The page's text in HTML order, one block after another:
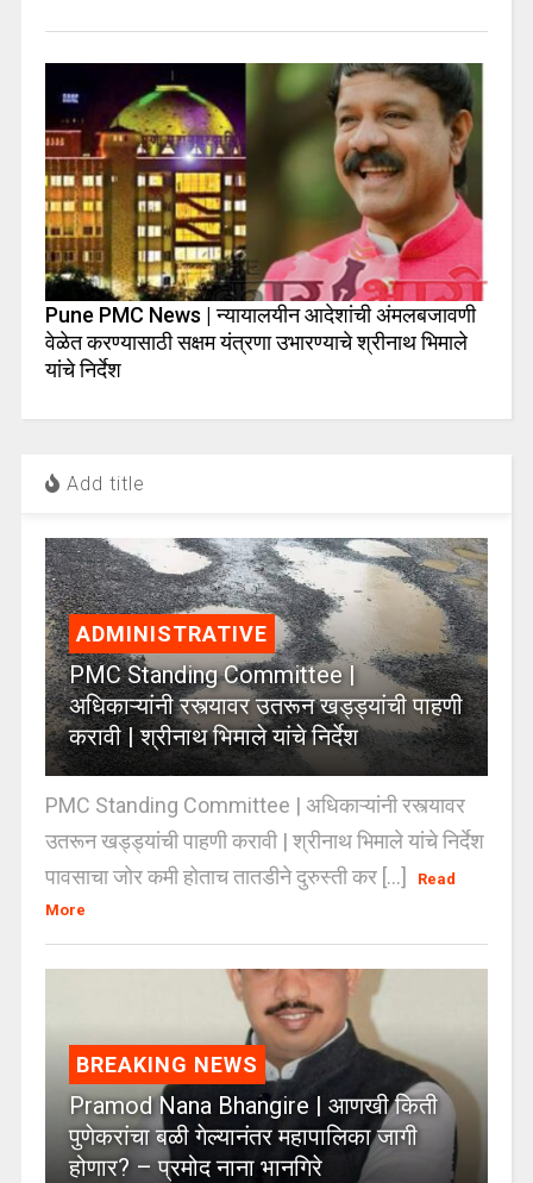
Pune PMC News | न्यायालयीन आदेशांची अंमलबजावणी
वेळेत करण्यासाठी सक्षम यंत्रणा उभारण्याचे श्रीनाथ भिमाले
यांचे निर्देश
Add title
ADMINISTRATIVE
PMC Standing Committee |
अधिकाऱ्यांनी रस्त्यावर उतरून खड्ड्यांची पाहणी
करावी | श्रीनाथ भिमाले यांचे निर्देश
PMC Standing Committee | अधिकाऱ्यांनी रस्त्यावर
उतरून खड्ड्यांची पाहणी करावी | श्रीनाथ भिमाले यांचे निर्देश
पावसाचा जोर कमी होताच तातडीने दुरुस्ती कर [...]
Read
More
BREAKING NEWS
Pramod Nana Bhangire | आणखी किती
पुणेकरांचा बळी गेल्यानंतर महापालिका जागी
होणार? – प्रमोद नाना भानगिरे